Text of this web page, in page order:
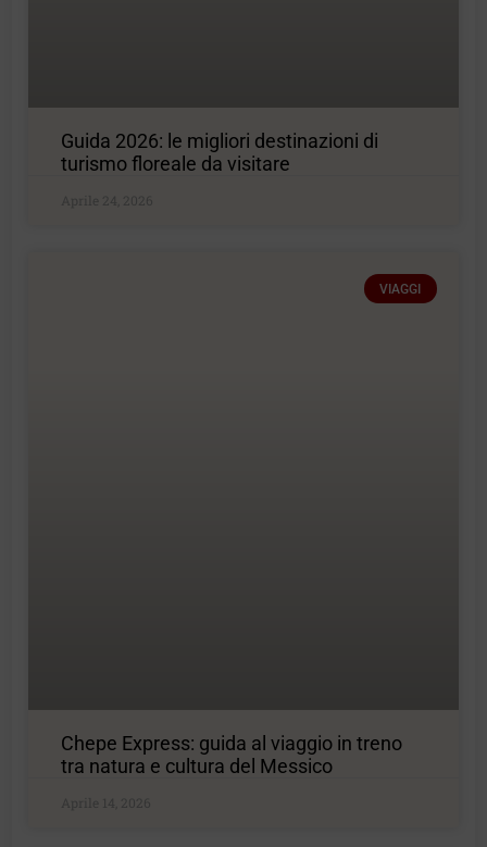
Guida 2026: le migliori destinazioni di
turismo floreale da visitare
Aprile 24, 2026
VIAGGI
Chepe Express: guida al viaggio in treno
tra natura e cultura del Messico
Aprile 14, 2026